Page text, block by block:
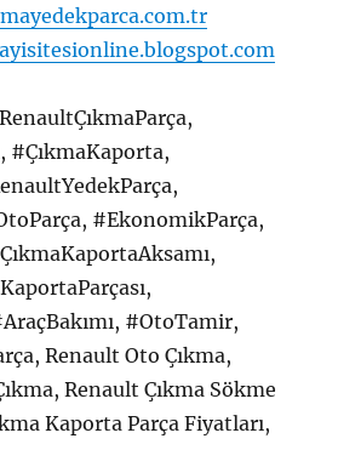
#ÇıkmaKaporta,
#EkonomikParça,
#OtoTamir,
Renault Oto Çıkma,
Renault Çıkma Sökme
Kaporta Parça Fiyatları,